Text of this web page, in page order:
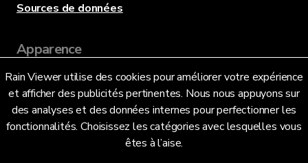
Rain Viewer utilise des cookies pour améliorer votre expérience
et afficher des publicités pertinentes. Nous nous appuyons sur
des analyses et des données internes pour perfectionner les
fonctionnalités. Choisissez les catégories avec lesquelles vous
êtes à l’aise.
Sources de données
Apparence
Langue